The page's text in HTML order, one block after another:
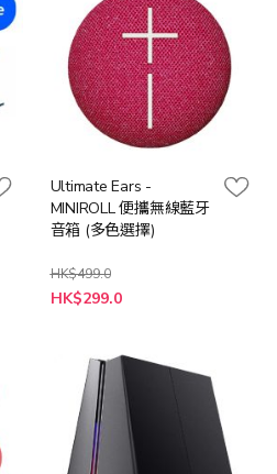
Ultimate Ears -
MINIROLL 便攜無線藍牙
音箱 (多色選擇)
HK$499.0
HK$299.0